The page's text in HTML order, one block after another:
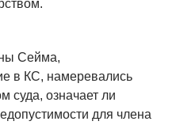
Сейма,
в КС, намеревались
суда, означает ли
для члена